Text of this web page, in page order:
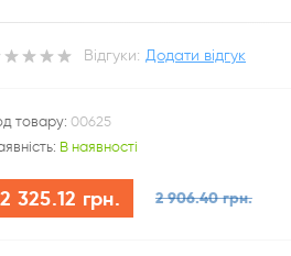
Відгуки: Додати відгук
товару: 00625
В наявності
2 325.12 грн. 2 906.40 грн.